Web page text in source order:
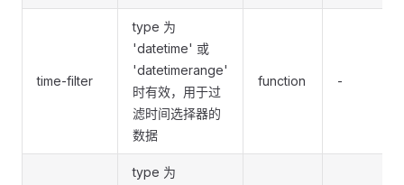
time-filter
type 为
'datetime' 或
'datetimerange'
时有效，用于过
滤时间选择器的
数据
function -
type 为